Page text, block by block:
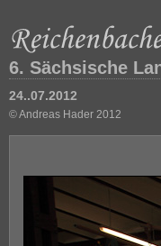
6. Sächsische
24..07.2012
© Andreas Hader 2012